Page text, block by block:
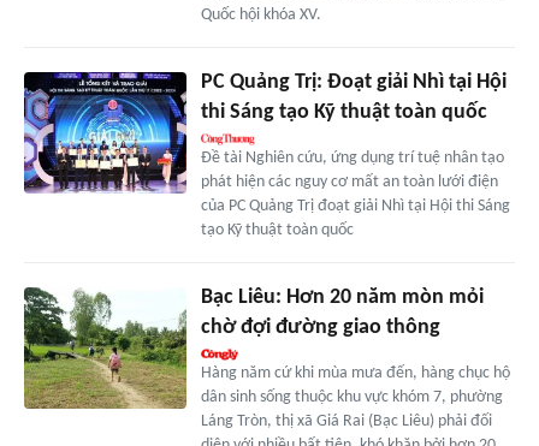
Quốc hội khóa XV.
PC Quảng Trị: Đoạt giải Nhì tại Hội
thi Sáng tạo Kỹ thuật toàn quốc
Đề tài Nghiên cứu, ứng dụng trí tuệ nhân tạo
phát hiện các nguy cơ mất an toàn lưới điện
của PC Quảng Trị đoạt giải Nhì tại Hội thi Sáng
tạo Kỹ thuật toàn quốc
Bạc Liêu: Hơn 20 năm mòn mỏi
chờ đợi đường giao thông
Hàng năm cứ khi mùa mưa đến, hàng chục hộ
dân sinh sống thuộc khu vực khóm 7, phường
Láng Tròn, thị xã Giá Rai (Bạc Liêu) phải đối